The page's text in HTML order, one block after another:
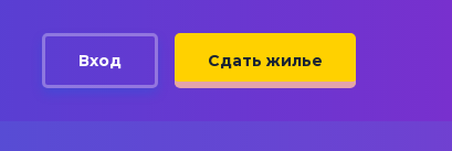
Вход Сдать жилье